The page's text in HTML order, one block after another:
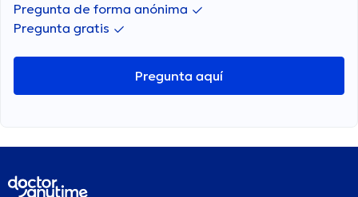
Pregunta de forma anónima
Pregunta gratis
Pregunta aquí